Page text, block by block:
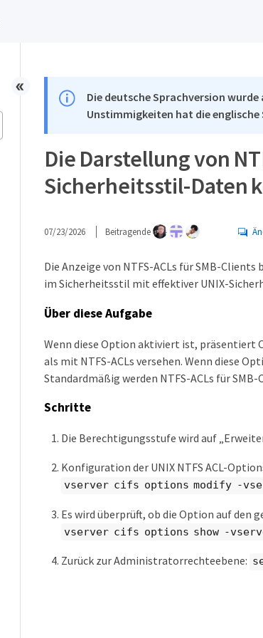
Die deutsche Sprachversion
Unstimmigkeiten hat die
Die Darstellung von
Sicherheitsstil-Daten
07/23/2026 Beitragende
Die Anzeige von NTFS-ACLs für SMB-
im Sicherheitsstil mit effektiver UNIX-
Über diese Aufgabe
Wenn diese Option aktiviert ist, präsentiert
als mit NTFS-ACLs versehen. Wenn diese
Standardmäßig werden NTFS-ACLs für
Schritte
Die Berechtigungsstufe wird auf
Konfiguration der UNIX NTFS ACL-
vserver cifs options modify -
Es wird überprüft, ob die Option auf den
vserver cifs options show -
Zurück zur Administratorrechteebene: